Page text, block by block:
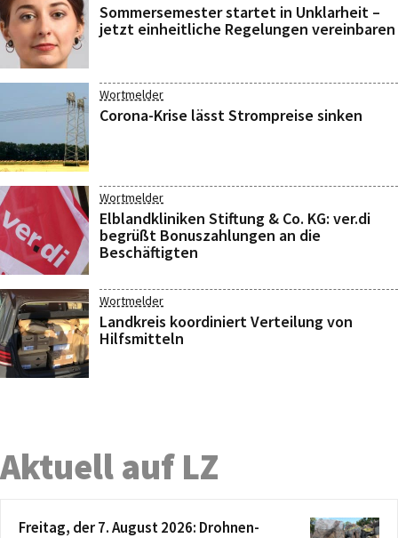
Sommersemester startet in Unklarheit –
jetzt einheitliche Regelungen vereinbaren
Wortmelder
Corona-Krise lässt Strompreise sinken
Wortmelder
Elblandkliniken Stiftung & Co. KG: ver.di
begrüßt Bonuszahlungen an die
Beschäftigten
Wortmelder
Landkreis koordiniert Verteilung von
Hilfsmitteln
Aktuell auf LZ
Freitag, der 7. August 2026: Drohnen-